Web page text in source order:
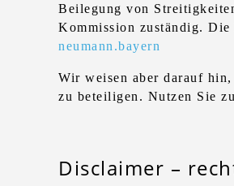
Beilegung von
Kommission zuständig.
neumann.bayern
Wir weisen aber darauf
zu beteiligen. Nutzen Sie
Disclaimer –